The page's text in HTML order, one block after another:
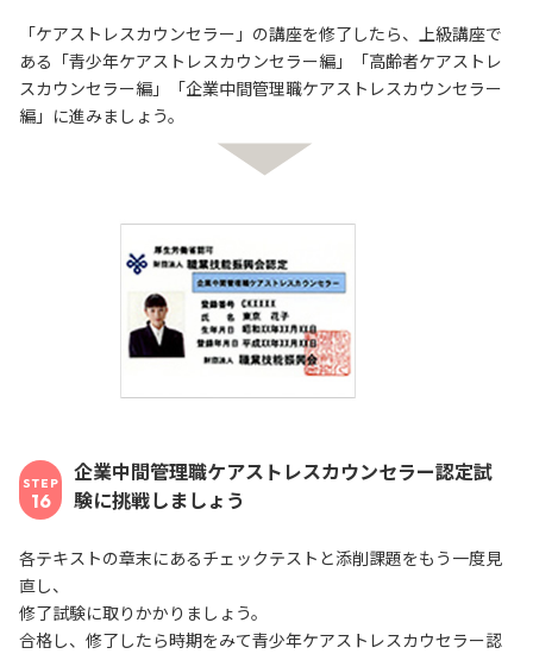
「ケアストレスカウンセラー」の講座を修了したら、上級講座で
ある「青少年ケアストレスカウンセラー編」「高齢者ケアストレ
スカウンセラー編」「企業中間管理職ケアストレスカウンセラー
編」に進みましょう。
STEP
16
企業中間管理職ケアストレスカウンセラー認定試
験に挑戦しましょう
各テキストの章末にあるチェックテストと添削課題をもう一度見
直し、
修了試験に取りかかりましょう。
合格し、修了したら時期をみて青少年ケアストレスカウセラー認